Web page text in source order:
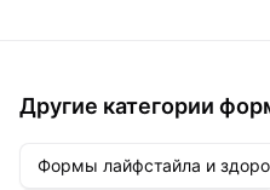
Другие категории
Формы лайфстайла и